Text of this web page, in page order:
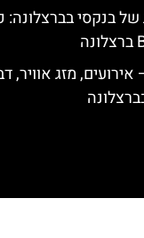
של בנקסי
מזג אוויר,